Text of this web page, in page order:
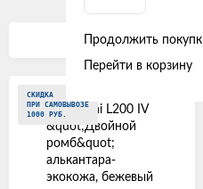
Mitsubishi
Фильтр
СКИДКА
ПРИ САМОВЫВОЗЕ
1000 РУБ.
Продолжить
Перейти в корзину